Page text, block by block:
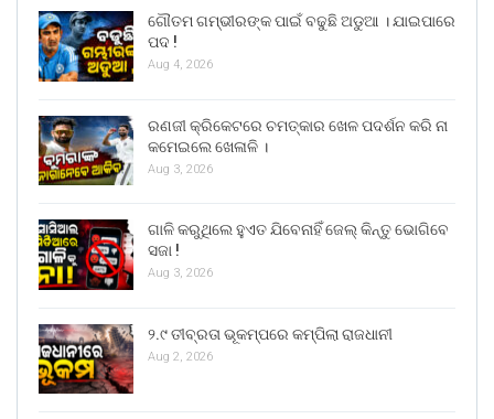
ଗୌତମ ଗମ୍ଭୀରଙ୍କ ପାଇଁ ବଢୁଛି ଅଡୁଆ । ଯାଇପାରେ
ପଦ !
Aug 4, 2026
ରଣଜୀ କ୍ରିକେଟରେ ଚମତ୍କାର ଖେଳ ପଦର୍ଶନ କରି ନା
କମେଇଲେ ଖେଳାଳି ।
Aug 3, 2026
ଗାଳି କରୁଥିଲେ ହୁଏତ ଯିବେନାହିଁ ଜେଲ୍ କିନ୍ତୁ ଭୋଗିବେ
ସଜା !
Aug 3, 2026
୨.୯ ତୀବ୍ରତା ଭୂକମ୍ପରେ କମ୍ପିଲା ରାଜଧାନୀ
Aug 2, 2026